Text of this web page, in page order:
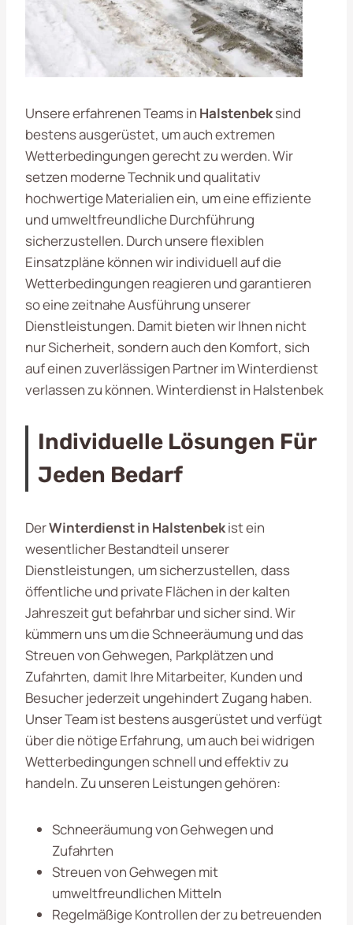
Unsere erfahrenen Teams in Halstenbeksind
bestens ausgerüstet, um auch extremen
Wetterbedingungen gerecht zu werden. Wir
setzen moderne Technik und qualitativ
hochwertige Materialien ein, um eine effiziente
und umweltfreundliche Durchführung
sicherzustellen. Durch unsere flexiblen
Einsatzpläne können wir individuell auf die
Wetterbedingungen reagieren und garantieren
so eine zeitnahe Ausführung unserer
Dienstleistungen. Damit bieten wir Ihnen nicht
nur Sicherheit, sondern auch den Komfort, sich
auf einen zuverlässigen Partner im Winterdienst
verlassen zu können. Winterdienst in Halstenbek
Individuelle Lösungen Für
Jeden Bedarf
DerWinterdienst in Halstenbekist ein
wesentlicher Bestandteil unserer
Dienstleistungen, um sicherzustellen, dass
öffentliche und private Flächen in der kalten
Jahreszeit gut befahrbar und sicher sind. Wir
kümmern uns um die Schneeräumung und das
Streuen von Gehwegen, Parkplätzen und
Zufahrten, damit Ihre Mitarbeiter, Kunden und
Besucher jederzeit ungehindert Zugang haben.
Unser Team ist bestens ausgerüstet und verfügt
über die nötige Erfahrung, um auch bei widrigen
Wetterbedingungen schnell und effektiv zu
handeln. Zu unseren Leistungen gehören:
Schneeräumung von Gehwegen und
Zufahrten
Streuen von Gehwegen mit
umweltfreundlichen Mitteln
Regelmäßige Kontrollen der zu betreuenden